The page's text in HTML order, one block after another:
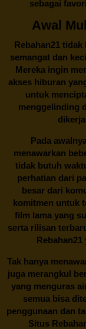
sebagai
Awal
Rebahan21 tidak
semangat dan
Mereka ingin
akses hiburan
untuk
menggelinding
Pada
menawarkan
tidak butuh
perhatian dari
besar dari
komitmen untuk
film lama yang
serta rilisan
Rebahan21
Tak hanya
juga merangkul
yang menguras
semua bisa
penggunaan dan
Situs